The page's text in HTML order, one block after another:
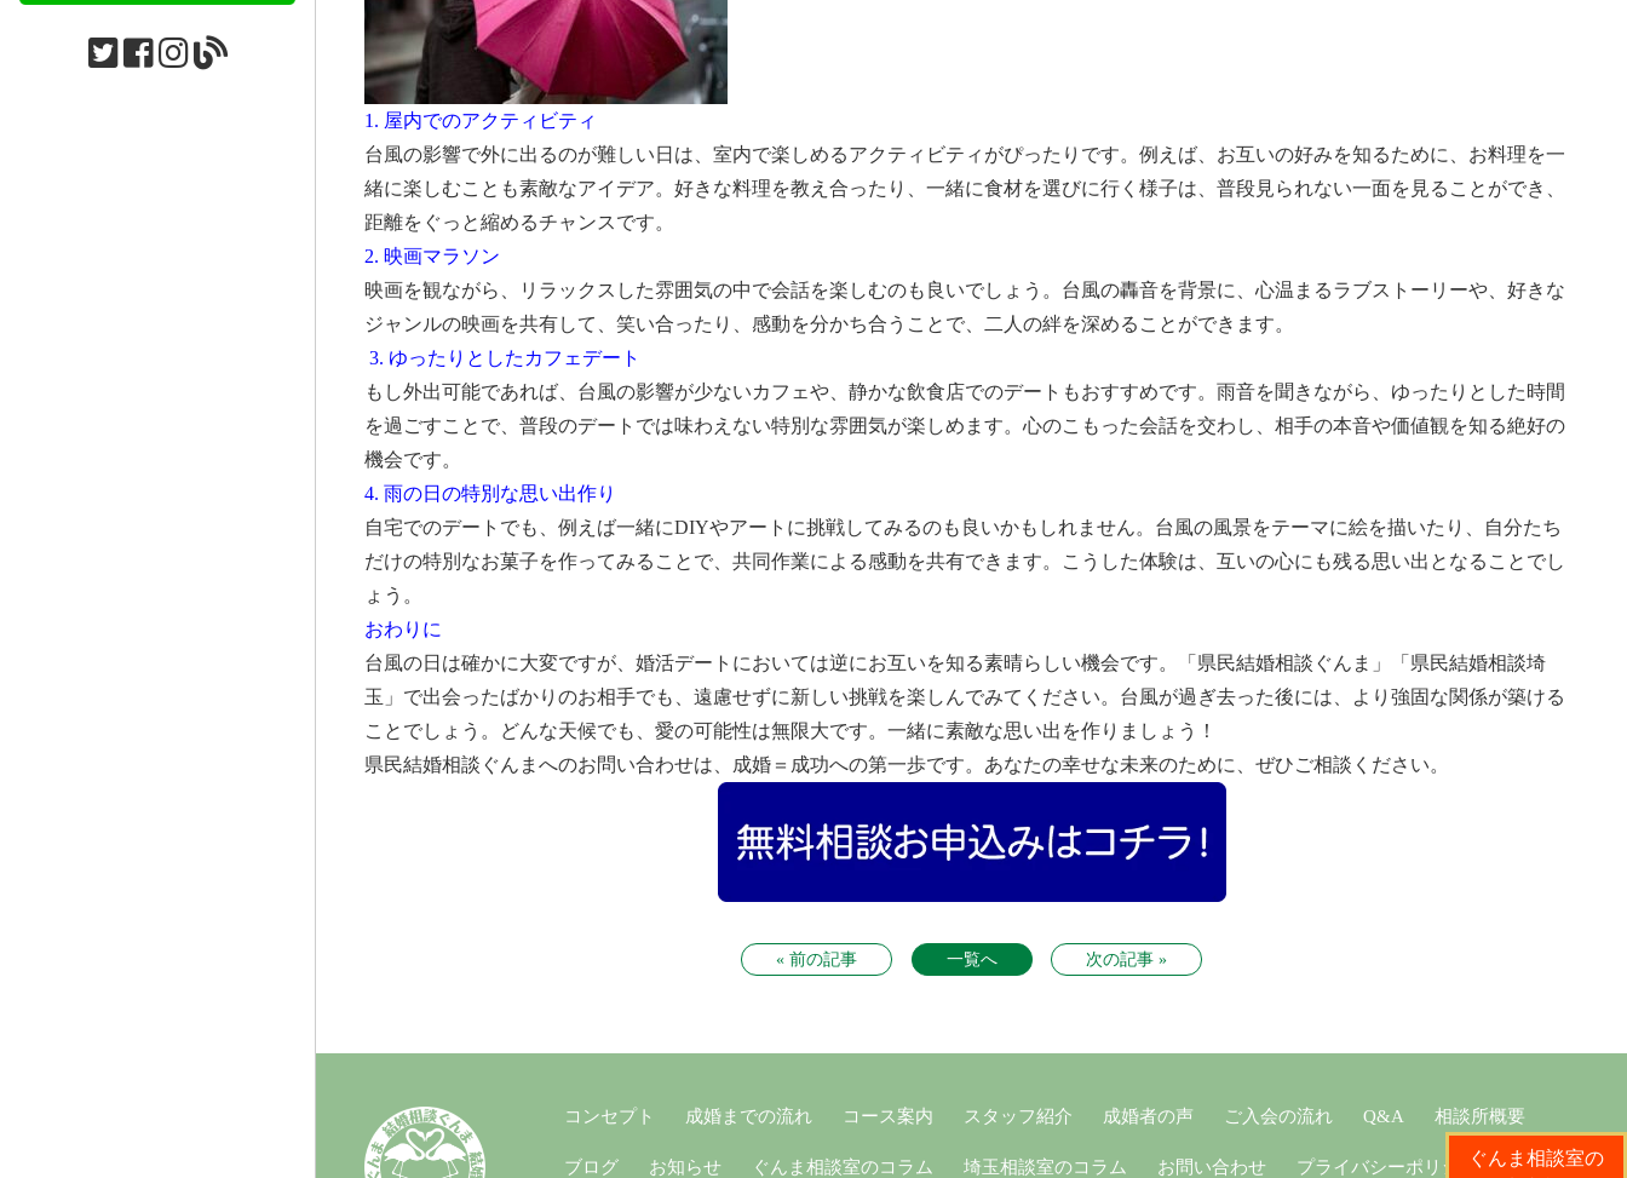
1. 屋内でのアクティビティ
台風の影響で外に出るのが難しい日は、室内で楽しめるアクティビティがぴったりです。例えば、お互いの好みを知るために、お料理を一
緒に楽しむことも素敵なアイデア。好きな料理を教え合ったり、一緒に食材を選びに行く様子は、普段見られない一面を見ることができ、
距離をぐっと縮めるチャンスです。
2. 映画マラソン
映画を観ながら、リラックスした雰囲気の中で会話を楽しむのも良いでしょう。台風の轟音を背景に、心温まるラブストーリーや、好きな
ジャンルの映画を共有して、笑い合ったり、感動を分かち合うことで、二人の絆を深めることができます。
3. ゆったりとしたカフェデート
もし外出可能であれば、台風の影響が少ないカフェや、静かな飲食店でのデートもおすすめです。雨音を聞きながら、ゆったりとした時間
を過ごすことで、普段のデートでは味わえない特別な雰囲気が楽しめます。心のこもった会話を交わし、相手の本音や価値観を知る絶好の
機会です。
4. 雨の日の特別な思い出作り
自宅でのデートでも、例えば一緒にDIYやアートに挑戦してみるのも良いかもしれません。台風の風景をテーマに絵を描いたり、自分たち
だけの特別なお菓子を作ってみることで、共同作業による感動を共有できます。こうした体験は、互いの心にも残る思い出となることでし
ょう。
おわりに
台風の日は確かに大変ですが、婚活デートにおいては逆にお互いを知る素晴らしい機会です。「県民結婚相談ぐんま」「県民結婚相談埼
玉」で出会ったばかりのお相手でも、遠慮せずに新しい挑戦を楽しんでみてください。台風が過ぎ去った後には、より強固な関係が築ける
ことでしょう。どんな天候でも、愛の可能性は無限大です。一緒に素敵な思い出を作りましょう！
県民結婚相談ぐんまへのお問い合わせは、成婚＝成功への第一歩です。あなたの幸せな未来のために、ぜひご相談ください。
« 前の記事 一覧へ 次の記事 »
コンセプト 成婚までの流れ コース案内 スタッフ紹介 成婚者の声 ご入会の流れ Q&A 相談所概要
ブログ お知らせ ぐんま相談室のコラム 埼玉相談室のコラム お問い合わせ プライバシーポリシーぐんま相談室の